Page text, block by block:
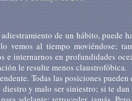
de un hábito, puede
al tiempo moviéndose;
e internarnos en profundidades
le resulte menos claustrofóbica.
Todas las posiciones pueden
y malo ser siniestro; si te dan